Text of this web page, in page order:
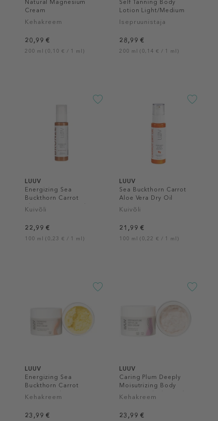
Natural Magnesium
Cream
Kehakreem
20,99 €
200 ml (0,10 € / 1 ml)
Self Tanning Body
Lotion Light/Medium
Isepruunistaja
28,99 €
200 ml (0,14 € / 1 ml)
LUUV
Energizing Sea
Buckthorn Carrot
Shimmering Dry Oil
Kuivõli
22,99 €
100 ml (0,23 € / 1 ml)
LUUV
Sea Buckthorn Carrot
Aloe Vera Dry Oil
Kuivõli
21,99 €
100 ml (0,22 € / 1 ml)
LUUV
Energizing Sea
Buckthorn Carrot
Mango Body Cream
Kehakreem
23,99 €
LUUV
Caring Plum Deeply
Moisutrizing Body
Cream With Plum Oil
Kehakreem
23,99 €